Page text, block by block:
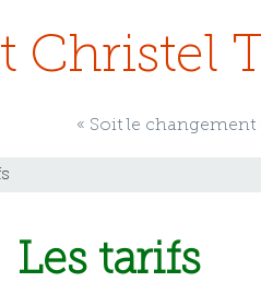
Christel
« Soit le
Les tarifs